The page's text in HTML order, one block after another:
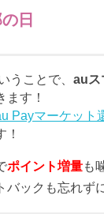
日
うことで、auス
ます！
Payマーケット
！
ポイント増量も
バックも忘れず